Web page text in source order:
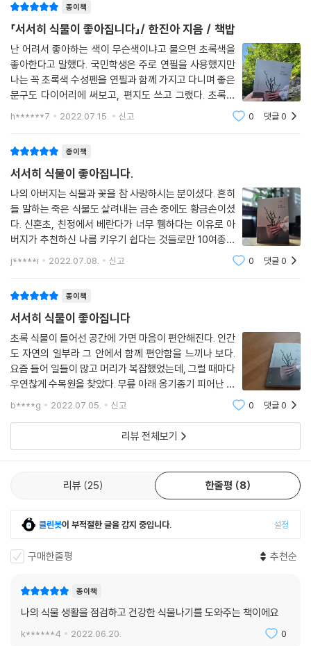
물을 좋아하지 않는 양치식물 박쥐란
우아함 속의 강인함 아스파라거스 나누스
화려한 꽃다발보다 수수한 풀다발
나만의 작은 숲 고사리 합식
겨울을 풍성하게 즐기는 방법 생화 리스
실내로 자연을 옮겨오는 일 식물 연출 작업
식물과 함께하는 일상 우리 집 반려식물
interview
저자 인터뷰
종이책
「서서히 식물이 좋아집니다」/ 한진아 지음 / 책밥
난 어려서 좋아하는 색이 무슨색이냐고 물으면 초록색을
좋아한다고 말했다. 국민학생은 주로 연필을 사용했지만
나는 꼭 초록색 수성펜을 연필과 함께 가지고 다니며 좋은
문구도 다이어리에 써보고, 편지도 쓰고 그랬다. 초록이
좋아서였을까 나는 식물도 참 좋아했고(키우는거 말고 보
h******7 2022.07.15. 신고 0 댓글0
종이책
서서히 식물이 좋아집니다.
나의 아버지는 식물과 꽃을 참 사랑하시는 분이셨다. 흔히
들 말하는 죽은 식물도 살려내는 금손 중에도 황금손이셨
다. 신혼초, 친정에서 베란다가 너무 휑하다는 이유로 아
버지가 추천하신 나름 키우기 쉽다는 것들로만 10여종을
얻어왔었다. 해가 잘 드는 베란다엔 다양한 식물들을 키우
기에 아주 적합한 환경이었다. 내가 조금만 관심을 가지고
j*****i 2022.07.08. 신고 0 댓글0
종이책
서서히 식물이 좋아집니다
초록 식물이 들어선 공간에 가면 마음이 편안해진다. 인간
도 자연의 일부라 그 안에서 함께 편안함을 느끼나 보다.
요즘 들어 일들이 많고 머리가 복잡했었는데, 그럴 때마다
우연찮게 수목원을 찾았다. 무릎 아래 옹기종기 피어난 들
꽃부터 해서 이름도 모를 야생화며, 여름의 무더위를 뚫듯
이 높이 자라 빽빽하게 들어선 울창한 전나무 숲까지 하나
b****g 2022.07.05. 신고 0 댓글0
리뷰 전체보기
리뷰 25 한줄평 8
클린봇이 부적절한 글을 감지 중입니다. 설정
구매한줄평 추천순
종이책
나의 식물 생활을 점검하고 건강한 식물나기를 도와주는 책이에요
k******4 2022.06.20. 0